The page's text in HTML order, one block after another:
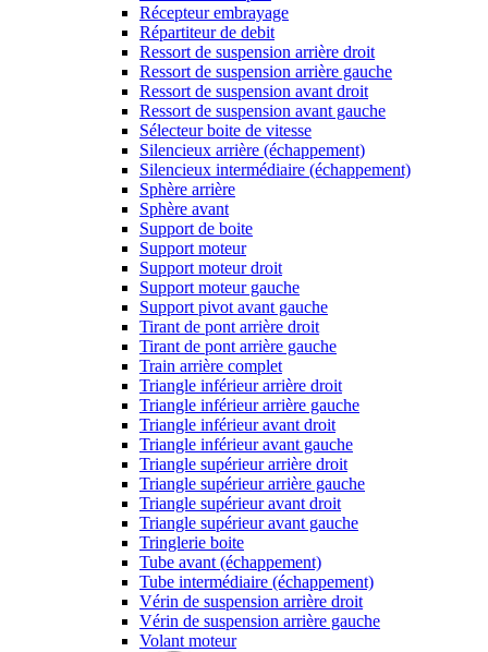
Récepteur embrayage
Répartiteur de debit
Ressort de suspension arrière droit
Ressort de suspension arrière gauche
Ressort de suspension avant droit
Ressort de suspension avant gauche
Sélecteur boite de vitesse
Silencieux arrière (échappement)
Silencieux intermédiaire (échappement)
Sphère arrière
Sphère avant
Support de boite
Support moteur
Support moteur droit
Support moteur gauche
Support pivot avant gauche
Tirant de pont arrière droit
Tirant de pont arrière gauche
Train arrière complet
Triangle inférieur arrière droit
Triangle inférieur arrière gauche
Triangle inférieur avant droit
Triangle inférieur avant gauche
Triangle supérieur arrière droit
Triangle supérieur arrière gauche
Triangle supérieur avant droit
Triangle supérieur avant gauche
Tringlerie boite
Tube avant (échappement)
Tube intermédiaire (échappement)
Vérin de suspension arrière droit
Vérin de suspension arrière gauche
Volant moteur